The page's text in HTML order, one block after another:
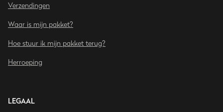
Verzendingen
Waar is mijn pakket?
Hoe stuur ik mijn pakket terug?
Herroeping
LEGAAL